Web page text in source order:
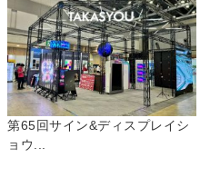
第65回サイン&ディスプレイシ
ョウ...